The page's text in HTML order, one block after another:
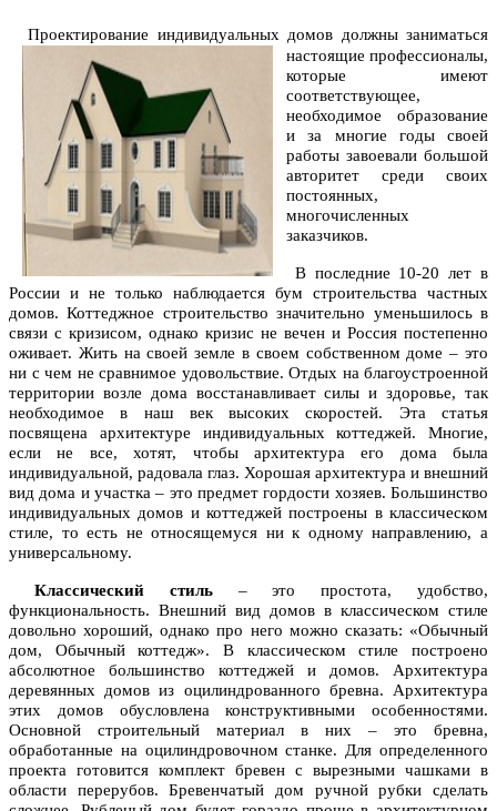
Проектирование индивидуальных домов должны заниматься
настоящие профессионалы,
которые имеют
соответствующее,
необходимое образование
и за многие годы своей
работы завоевали большой
авторитет среди своих
постоянных,
многочисленных
заказчиков.
В последние 10-20 лет в
России и не только наблюдается бум строительства частных
домов. Коттеджное строительство значительно уменьшилось в
связи с кризисом, однако кризис не вечен и Россия постепенно
оживает. Жить на своей земле в своем собственном доме – это
ни с чем не сравнимое удовольствие. Отдых на благоустроенной
территории возле дома восстанавливает силы и здоровье, так
необходимое в наш век высоких скоростей. Эта статья
посвящена архитектуре индивидуальных коттеджей. Многие,
если не все, хотят, чтобы архитектура его дома была
индивидуальной, радовала глаз. Хорошая архитектура и внешний
вид дома и участка – это предмет гордости хозяев. Большинство
индивидуальных домов и коттеджей построены в классическом
стиле, то есть не относящемуся ни к одному направлению, а
универсальному.
Классический стиль– это простота, удобство,
функциональность. Внешний вид домов в классическом стиле
довольно хороший, однако про него можно сказать: «Обычный
дом, Обычный коттедж». В классическом стиле построено
абсолютное большинство коттеджей и домов. Архитектура
деревянных домов из оцилиндрованного бревна. Архитектура
этих домов обусловлена конструктивными особенностями.
Основной строительный материал в них – это бревна,
обработанные на оцилиндровочном станке. Для определенного
проекта готовится комплект бревен с вырезными чашками в
области перерубов. Бревенчатый дом ручной рубки сделать